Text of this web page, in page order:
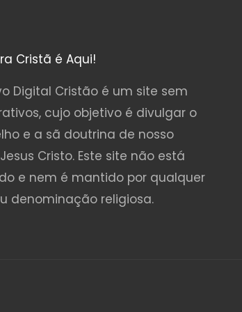
Cristã é Aqui!
Digital Cristão é um site sem
cujo objetivo é divulgar o
e a sã doutrina de nosso
Cristo. Este site não está
e nem é mantido por qualquer
denominação religiosa.